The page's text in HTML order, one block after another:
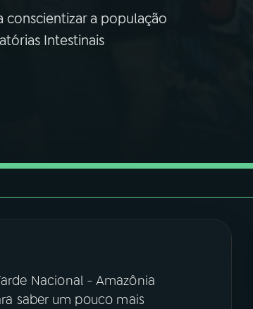
a população
Intestinais
Nacional - Amazônia
saber um pouco mais